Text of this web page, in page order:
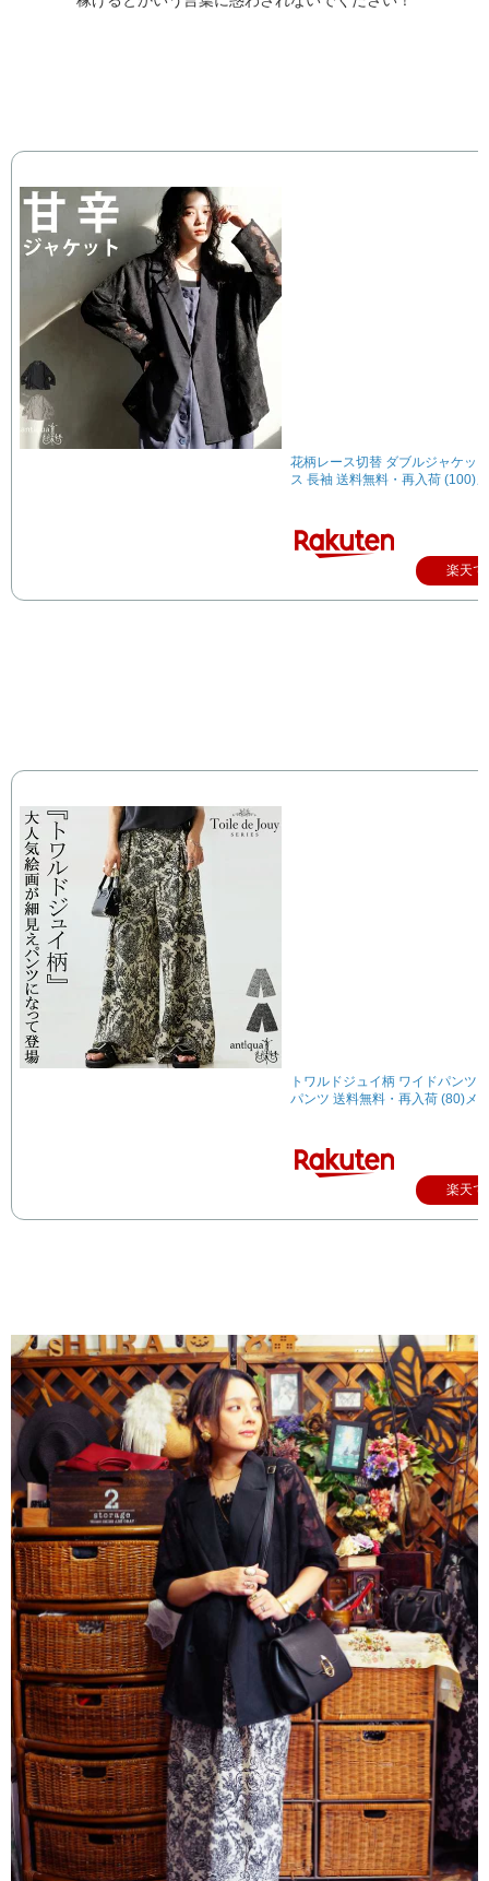
花柄レース切替 ダブルジャケッ
ス 長袖 送料無料・再入荷 (100)
楽天で
トワルドジュイ柄 ワイドパンツ
パンツ 送料無料・再入荷 (80)メ
楽天で